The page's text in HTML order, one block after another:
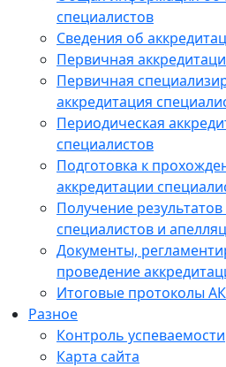
специалистов
Сведения об
Первичная
Первичная
аккредитация
Периодическая
специалистов
Подготовка к
аккредитации
Получение
специалистов и
Документы,
проведение
Итоговые протоколы
Разное
Контроль успеваемости
Карта сайта